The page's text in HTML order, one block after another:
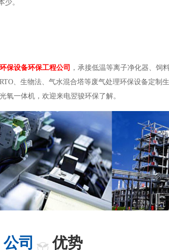
少。
保设备环保工程公司
，承接低温等离子净化器、饲
、生物法、气水混合塔等废气处理环保设备定制
氧一体机，欢迎来电翌骏环保了解。
公司 优势